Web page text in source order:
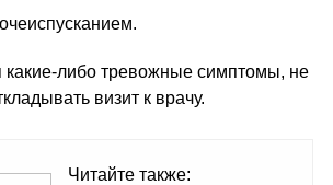
какие-либо тревожные симптомы, не
визит к врачу.
Читайте также: